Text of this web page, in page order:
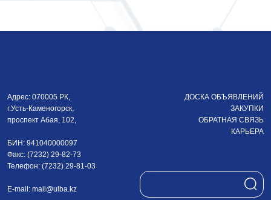
Адрес: 070005 РК,
г.Усть-Каменогорск,
проспект Абая, 102,
БИН: 941040000097
Факс: (7232) 29-82-73
Телефон: (7232) 29-81-03
E-mail: mail@ulba.kz
ДОСКА ОБЪЯВЛЕНИЙ
ЗАКУПКИ
ОБРАТНАЯ СВЯЗЬ
КАРЬЕРА